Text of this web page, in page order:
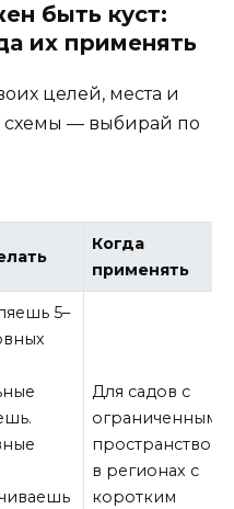
быть куст:
их применять
целей, места и
схемы — выбирай по
Когда
применять
5–
Для садов с
ограниченным
пространством,
в регионах с
коротким